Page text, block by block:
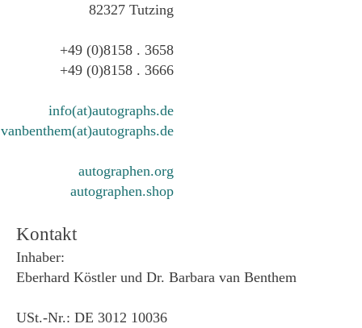
82327 Tutzing
+49 (0)8158 . 3658
+49 (0)8158 . 3666
info(at)autographs.de
vanbenthem(at)autographs.de
autographen.org
autographen.shop
Kontakt
Inhaber:
Eberhard Köstler und Dr. Barbara van Benthem
USt.-Nr.: DE 3012 10036